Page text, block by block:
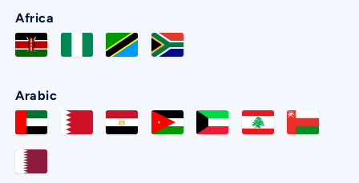
Africa
Arabic